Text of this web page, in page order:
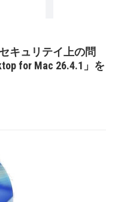
キュリテイ上の問
for Mac 26.4.1」を